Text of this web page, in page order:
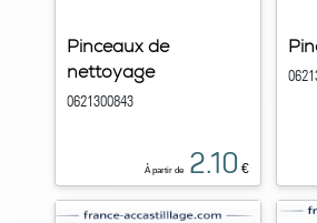
Pinceaux de
nettoyage
0621300843
À partir de 2.10 €